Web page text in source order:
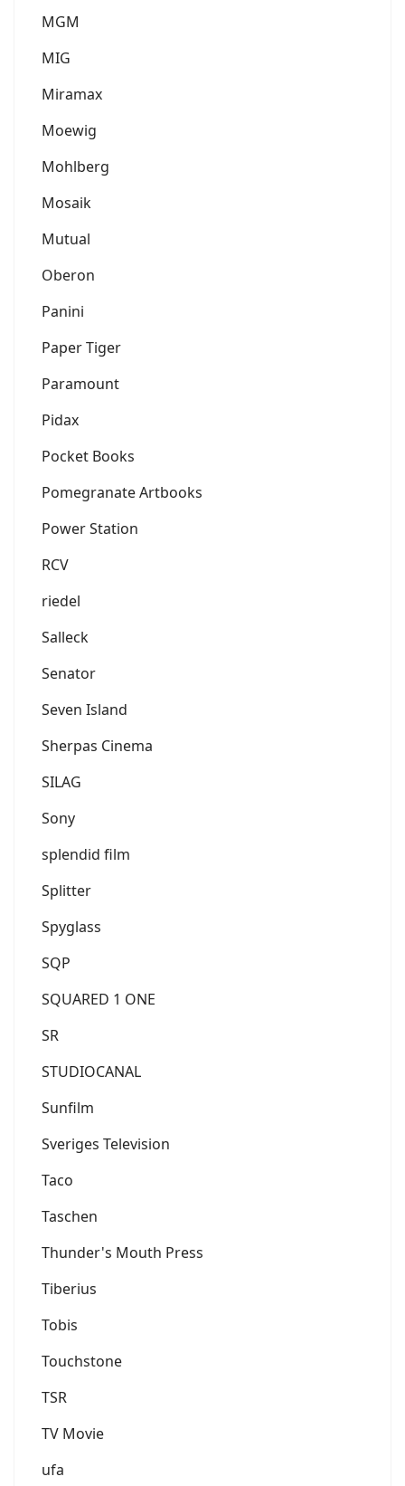
MGM
MIG
Miramax
Moewig
Mohlberg
Mosaik
Mutual
Oberon
Panini
Paper Tiger
Paramount
Pidax
Pocket Books
Pomegranate Artbooks
Power Station
RCV
riedel
Salleck
Senator
Seven Island
Sherpas Cinema
SILAG
Sony
splendid film
Splitter
Spyglass
SQP
SQUARED 1 ONE
SR
STUDIOCANAL
Sunfilm
Sveriges Television
Taco
Taschen
Thunder's Mouth Press
Tiberius
Tobis
Touchstone
TSR
TV Movie
ufa